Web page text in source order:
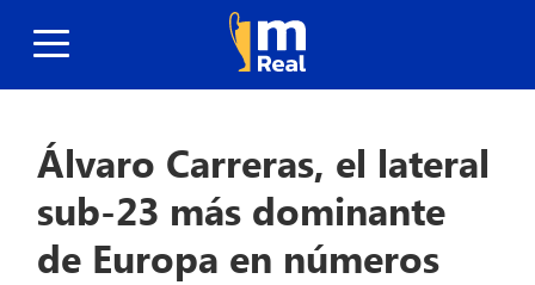
Álvaro Carreras, el lateral
sub-23 más dominante
de Europa en números